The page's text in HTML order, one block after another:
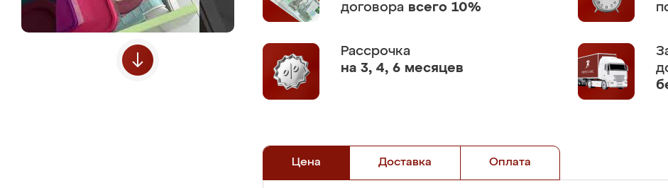
договора всего 10%
Рассрочка
на 3, 4, 6 месяцев
Цена Доставка Оплата